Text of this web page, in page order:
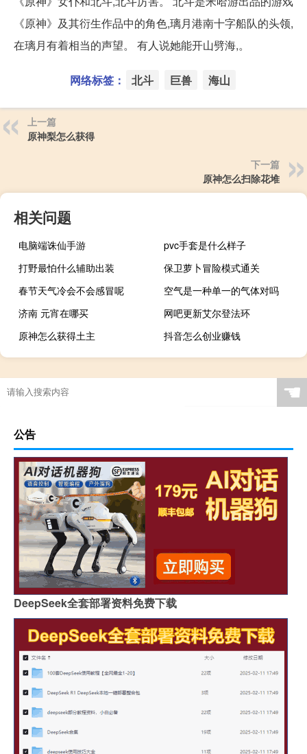
《原神》及其衍生作品中的角色,璃月港南十字船队的头领,
在璃月有着相当的声望。 有人说她能开山劈海,。
网络标签： 北斗 巨兽 海山
上一篇
原神梨怎么获得
下一篇
原神怎么扫除花堆
相关问题
电脑端诛仙手游
pvc手套是什么样子
打野最怕什么辅助出装
保卫萝卜冒险模式通关
春节天气冷会不会感冒呢
空气是一种单一的气体对吗
济南 元宵在哪买
网吧更新艾尔登法环
原神怎么获得土主
抖音怎么创业赚钱
☚
公告
DeepSeek全套部署资料免费下载